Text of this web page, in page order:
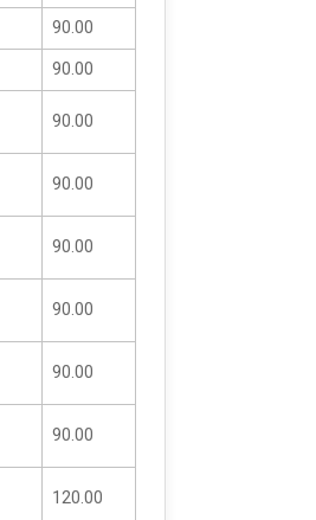
90.00
90.00
90.00
90.00
90.00
90.00
90.00
90.00
120.00